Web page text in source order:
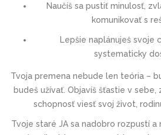
Naučíš sa pustiť minulosť,
komunikovať s
Lepšie naplánuješ svoje
systematicky
Tvoja premena nebude len teória –
budeš užívať. Objavíš šťastie v
schopnosť viesť svoj život,
Tvoje staré JA sa nadobro rozpustí